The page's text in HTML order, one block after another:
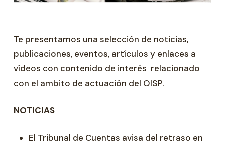
Te presentamos una selección de noticias,
publicaciones, eventos, artículos y enlaces a
vídeos con contenido de interés relacionado
con el ambito de actuación del OISP.
NOTICIAS
El Tribunal de Cuentas avisa del retraso en